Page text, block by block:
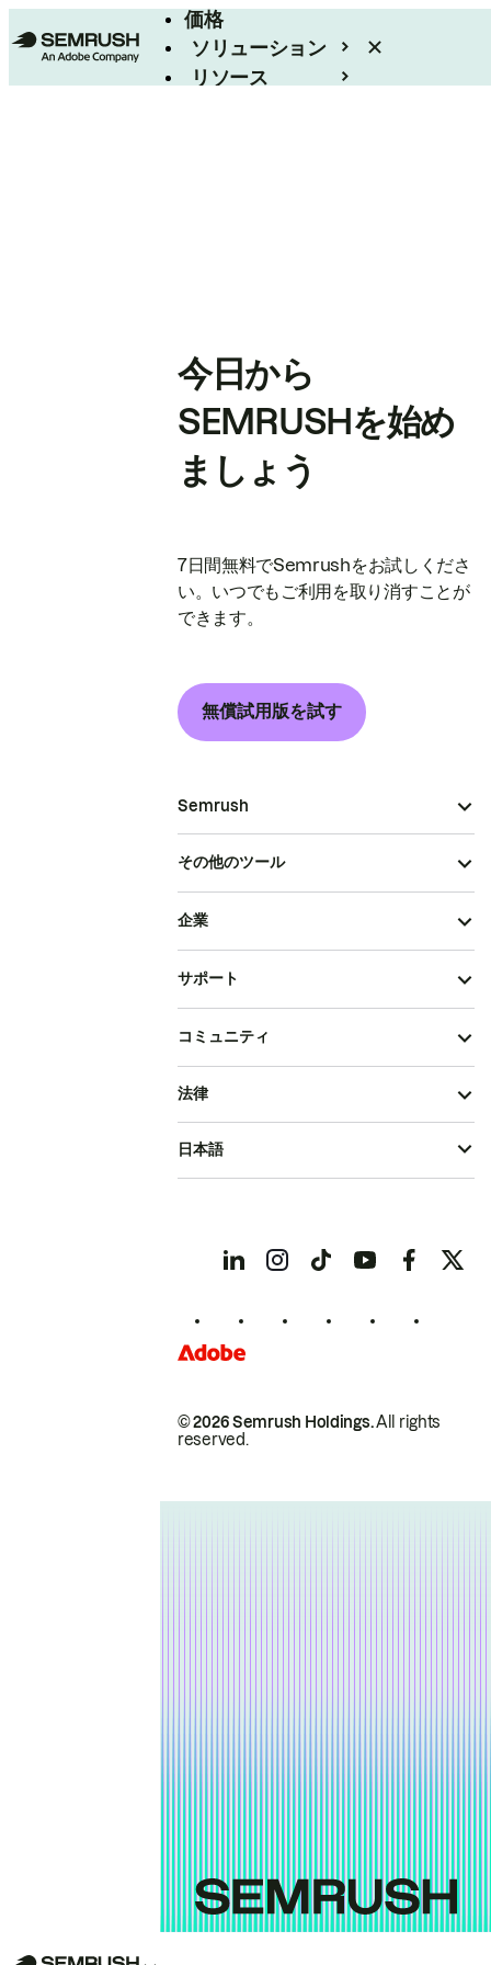
価格
ソリューション
リソース
今日から
SEMRUSHを始め
ましょう
7日間無料でSemrushをお試しくださ
い。いつでもご利用を取り消すことが
できます。
無償試用版を試す
Semrush
その他のツール
企業
サポート
コミュニティ
© 2026 Semrush Holdings.All rights
reserved.
法律
日本語